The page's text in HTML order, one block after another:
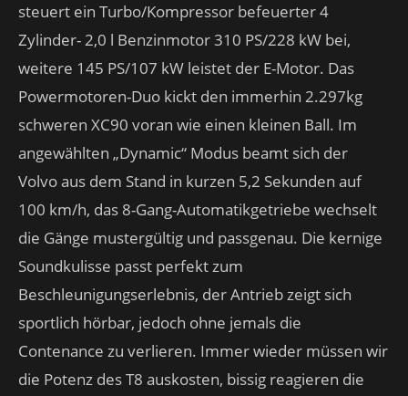
steuert ein Turbo/Kompressor befeuerter 4
Zylinder- 2,0 l Benzinmotor 310 PS/228 kW bei,
weitere 145 PS/107 kW leistet der E-Motor. Das
Powermotoren-Duo kickt den immerhin 2.297kg
schweren XC90 voran wie einen kleinen Ball. Im
angewählten „Dynamic“ Modus beamt sich der
Volvo aus dem Stand in kurzen 5,2 Sekunden auf
100 km/h, das 8-Gang-Automatikgetriebe wechselt
die Gänge mustergültig und passgenau. Die kernige
Soundkulisse passt perfekt zum
Beschleunigungserlebnis, der Antrieb zeigt sich
sportlich hörbar, jedoch ohne jemals die
Contenance zu verlieren. Immer wieder müssen wir
die Potenz des T8 auskosten, bissig reagieren die